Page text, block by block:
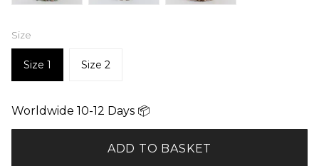
Size
Size 1 Size 2
Worldwide 10-12 Days 📦
ADD TO BASKET